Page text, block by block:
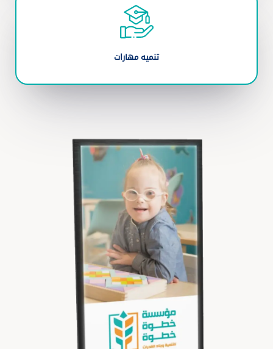
تنميه مهارات